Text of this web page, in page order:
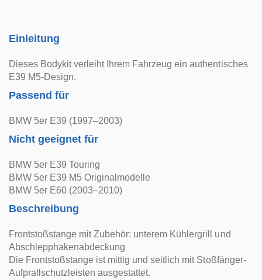
Einleitung
Dieses Bodykit verleiht Ihrem Fahrzeug ein authentisches
E39 M5-Design.
Passend für
BMW 5er E39 (1997–2003)
Nicht geeignet für
BMW 5er E39 Touring
BMW 5er E39 M5 Originalmodelle
BMW 5er E60 (2003–2010)
Beschreibung
Frontstoßstange mit Zubehör: unterem Kühlergrill und
Abschlepphakenabdeckung
Die Frontstoßstange ist mittig und seitlich mit Stoßfänger-
Aufprallschutzleisten ausgestattet.